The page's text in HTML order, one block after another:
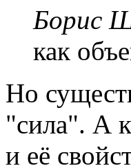
Борис
как
Но
"сила". А
и её